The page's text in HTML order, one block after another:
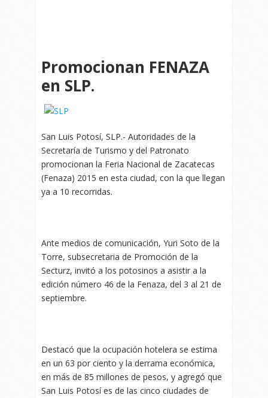
Promocionan FENAZA
en SLP.
San Luis Potosí, SLP.- Autoridades de la
Secretaría de Turismo y del Patronato
promocionan la Feria Nacional de Zacatecas
(Fenaza) 2015 en esta ciudad, con la que llegan
ya a 10 recorridas.
Ante medios de comunicación, Yuri Soto de la
Torre, subsecretaria de Promoción de la
Secturz, invitó a los potosinos a asistir a la
edición número 46 de la Fenaza, del 3 al 21 de
septiembre.
Destacó que la ocupación hotelera se estima
en un 63 por ciento y la derrama económica,
en más de 85 millones de pesos, y agregó que
San Luis Potosí es de las cinco ciudades de